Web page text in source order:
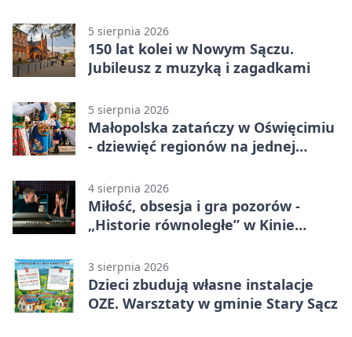
5 sierpnia 2026
150 lat kolei w Nowym Sączu.
Jubileusz z muzyką i zagadkami
5 sierpnia 2026
Małopolska zatańczy w Oświęcimiu
- dziewięć regionów na jednej
4 sierpnia 2026
Miłość, obsesja i gra pozorów -
„Historie równoległe” w Kinie
3 sierpnia 2026
Dzieci zbudują własne instalacje
OZE. Warsztaty w gminie Stary Sącz